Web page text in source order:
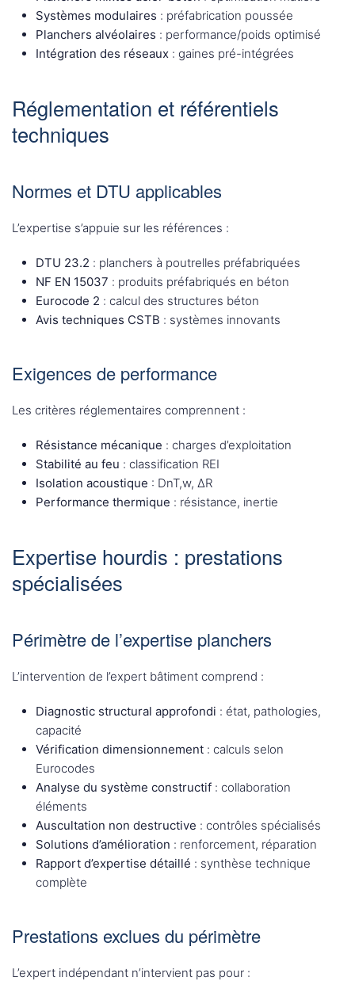
Systèmes modulaires : préfabrication poussée
Planchers alvéolaires : performance/poids optimisé
Intégration des réseaux : gaines pré-intégrées
Réglementation et référentiels
techniques
Normes et DTU applicables
L’expertise s’appuie sur les références :
DTU 23.2 : planchers à poutrelles préfabriquées
NF EN 15037 : produits préfabriqués en béton
Eurocode 2 : calcul des structures béton
Avis techniques CSTB : systèmes innovants
Exigences de performance
Les critères réglementaires comprennent :
Résistance mécanique : charges d’exploitation
Stabilité au feu : classification REI
Isolation acoustique : DnT,w, ΔR
Performance thermique : résistance, inertie
Expertise hourdis : prestations
spécialisées
Périmètre de l’expertise planchers
L’intervention de l’expert bâtiment comprend :
Diagnostic structural approfondi : état, pathologies,
capacité
Vérification dimensionnement : calculs selon
Eurocodes
Analyse du système constructif : collaboration
éléments
Auscultation non destructive : contrôles spécialisés
Solutions d’amélioration : renforcement, réparation
Rapport d’expertise détaillé : synthèse technique
complète
Prestations exclues du périmètre
L’expert indépendant n’intervient pas pour :